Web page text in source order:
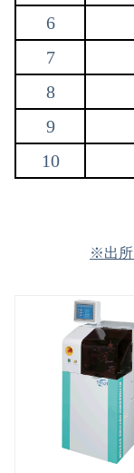
6
7
8
9
10
※出所